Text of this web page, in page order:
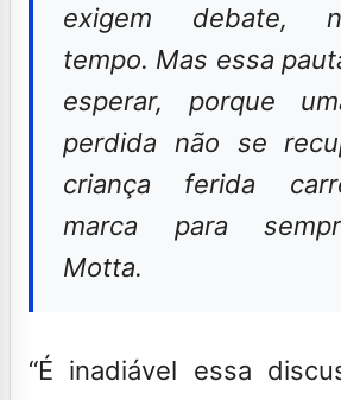
exigem debate,
tempo. Mas essa
esperar, porque
perdida não se
criança ferida
marca para
Motta.
“É inadiável essa